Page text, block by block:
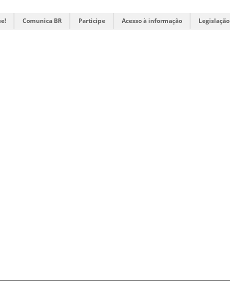
Comunica BR Participe Acesso à informação Legislação